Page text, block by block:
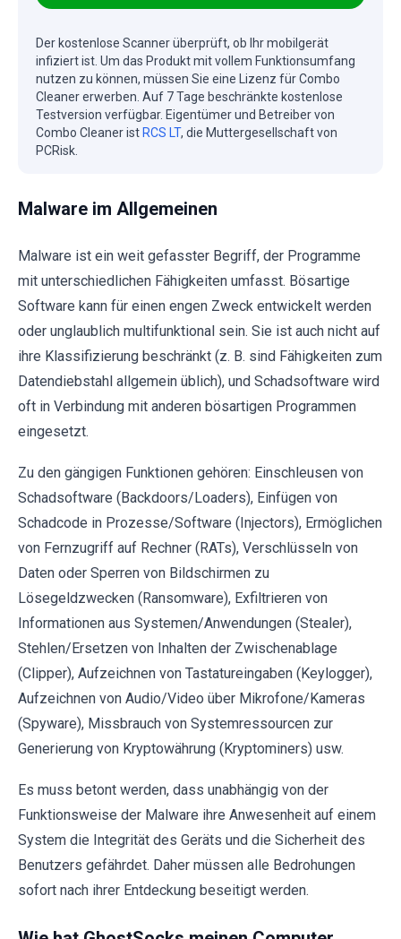
Der kostenlose Scanner überprüft, ob Ihr mobilgerät
infiziert ist. Um das Produkt mit vollem Funktionsumfang
nutzen zu können, müssen Sie eine Lizenz für Combo
Cleaner erwerben. Auf 7 Tage beschränkte kostenlose
Testversion verfügbar. Eigentümer und Betreiber von
Combo Cleaner istRCS LT, die Muttergesellschaft von
PCRisk.
Malware im Allgemeinen
Malware ist ein weit gefasster Begriff, der Programme
mit unterschiedlichen Fähigkeiten umfasst. Bösartige
Software kann für einen engen Zweck entwickelt werden
oder unglaublich multifunktional sein. Sie ist auch nicht auf
ihre Klassifizierung beschränkt (z. B. sind Fähigkeiten zum
Datendiebstahl allgemein üblich), und Schadsoftware wird
oft in Verbindung mit anderen bösartigen Programmen
eingesetzt.
Zu den gängigen Funktionen gehören: Einschleusen von
Schadsoftware (Backdoors/Loaders), Einfügen von
Schadcode in Prozesse/Software (Injectors), Ermöglichen
von Fernzugriff auf Rechner (RATs), Verschlüsseln von
Daten oder Sperren von Bildschirmen zu
Lösegeldzwecken (Ransomware), Exfiltrieren von
Informationen aus Systemen/Anwendungen (Stealer),
Stehlen/Ersetzen von Inhalten der Zwischenablage
(Clipper), Aufzeichnen von Tastatureingaben (Keylogger),
Aufzeichnen von Audio/Video über Mikrofone/Kameras
(Spyware), Missbrauch von Systemressourcen zur
Generierung von Kryptowährung (Kryptominers) usw.
Es muss betont werden, dass unabhängig von der
Funktionsweise der Malware ihre Anwesenheit auf einem
System die Integrität des Geräts und die Sicherheit des
Benutzers gefährdet. Daher müssen alle Bedrohungen
sofort nach ihrer Entdeckung beseitigt werden.